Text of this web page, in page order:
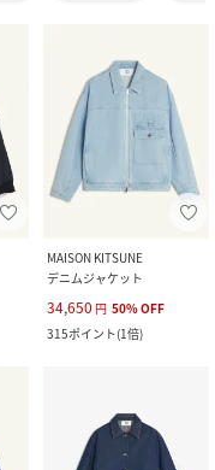
MAISON KITSUNE
デニムジャケット
34,650 円 50%OFF
315ポイント(1倍)